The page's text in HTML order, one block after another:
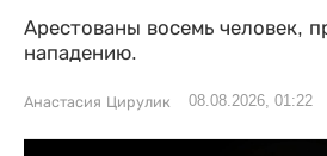
Арестованы восемь человек,
нападению.
Анастасия Цирулик 08.08.2026, 01:22